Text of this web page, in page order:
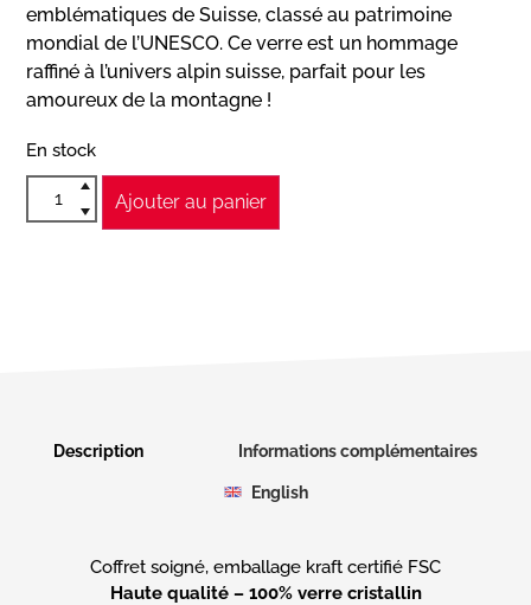
emblématiques de Suisse, classé au patrimoine
mondial de l’UNESCO. Ce verre est un hommage
raffiné à l’univers alpin suisse, parfait pour les
amoureux de la montagne !
En stock
Ajouter au panier
Description Informations complémentaires
English
Haute qualité – 100% verre cristallin